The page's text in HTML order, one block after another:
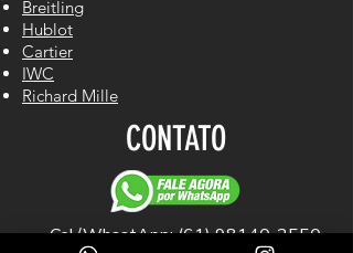
Breitling
Hublot
Cartier
IWC
Richard Mille
CONTATO
Cel/WhastApp: (61) 98140-2550